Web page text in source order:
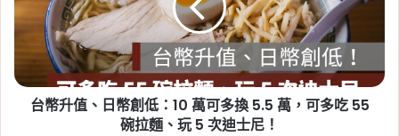
桃園社會住宅續租租金
2026：蘆竹一號、平鎮一
號、八德三號社宅分 3 年
緩漲
Tag: 桃園,桃園社宅基地
幣
10
台幣升值、日幣創低：10 萬可多換 5.5 萬，可多吃 55
碗拉麵、玩 5 次迪士尼！